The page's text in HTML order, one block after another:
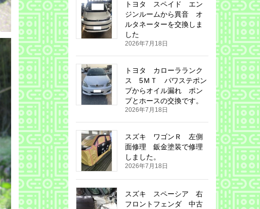
トヨタ スペイド エン
ジンルームから異音 オ
ルタネーターを交換しま
した
2026年7月18日
トヨタ カローラランク
ス 5ＭＴ パワステポン
プからオイル漏れ ポン
プとホースの交換です。
2026年7月18日
スズキ ワゴンＲ 左側
面修理 鈑金塗装で修理
しました。
2026年7月18日
スズキ スペーシア 右
フロントフェンダ 中古